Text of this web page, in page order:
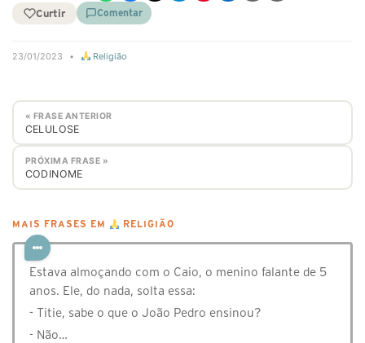
Curtir Comentar
23/01/2023 • Religião
« FRASE ANTERIOR
CELULOSE
PRÓXIMA FRASE »
CODINOME
MAIS FRASES EM RELIGIÃO
Estava almoçando com o Caio, o menino falante de 5
anos. Ele, do nada, solta essa:
- Titie, sabe o que o João Pedro ensinou?
- Não…